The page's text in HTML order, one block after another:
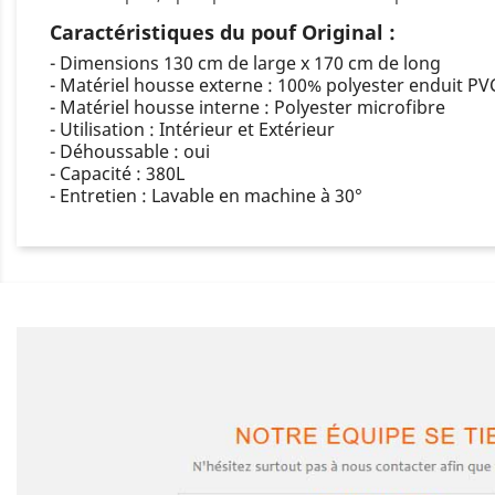
Caractéristiques du pouf Original :
- Dimensions 130 cm de large x 170 cm de long
- Matériel housse externe : 100% polyester enduit
- Matériel housse interne : Polyester microfibre
- Utilisation : Intérieur et Extérieur
- Déhoussable : oui
- Capacité : 380L
- Entretien : Lavable en machine à 30°